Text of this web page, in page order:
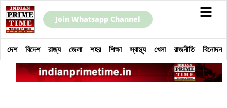
Join Whatsapp Channel
দেশ বিদেশ রাজ্য জেলা শহর শিক্ষা স্বাস্থ্য খেলা রাজনীতি বিনোদন